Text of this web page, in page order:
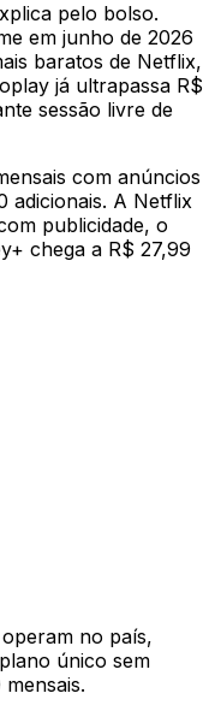
pelo bolso.
em junho de 2026
baratos de Netflix,
já ultrapassa R$
sessão livre de
com anúncios
adicionais. A Netflix
publicidade, o
chega a R$ 27,99
no país,
único sem